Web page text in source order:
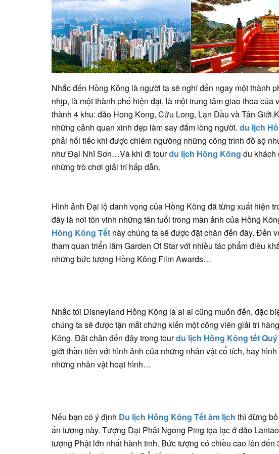
Nhắc đến Hồng Kông là người ta sẽ nghĩ đến ngay một thành
nhịp, là một thành phố hiện đại, là một trung tâm giao thoa
thành 4 khu: đảo Hong Kong, Cửu Long, Lạn Đầu và Tân
những cảnh quan xinh đẹp làm say đắm lòng người. du lịch
phải hối tiếc khi được chiêm ngưỡng những công trình đồ sộ
như Đại Nhĩ Sơn…Và khi đi tourdu lịch Hồng Kông du khách
những trò chơi giải trí hấp dẫn.
Hình ảnh Đại lộ danh vọng của Hồng Kông đã từng xuất hiện
đây là nơi tôn vinh những tên tuổi trong màn ảnh của Hồng
Hồng Kông Tết này chúng ta sẽ được đặt chân đến đây. Đến
tham quan triển lãm Garden Of Star với nhiều tác phẩm điêu
những bức tượng Hồng Kông Film Awards…
Nhắc tới Disneyland Hồng Kông là ai ai cũng muốn đến, đặc
chúng ta sẽ được tận mắt chứng kiến một công viên giải trí
Kông. Đặt chân đến đây trong tourdu lịch Hồng Kông tết Quý
giới thần tiên với hình ảnh của những nhân vật cổ tích, hay
những nhân vật hoạt hình…
Nếu bạn có ý định Du lịch Hồng Kông Tết âm lịch thì đừng
ấn tượng này. Tượng Đại Phật Ngong Ping tọa lạc ở đảo
tượng Phật lớn nhất hành tinh. Bức tượng có chiều cao lên